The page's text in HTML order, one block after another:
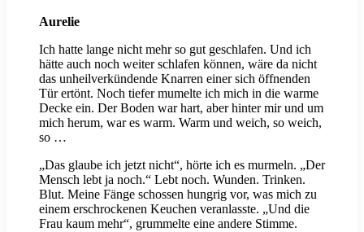
Aurelie
Ich hatte lange nicht mehr so gut geschlafen. Und ich
hätte auch noch weiter schlafen können, wäre da nicht
das unheilverkündende Knarren einer sich öffnenden
Tür ertönt. Noch tiefer mumelte ich mich in die warme
Decke ein. Der Boden war hart, aber hinter mir und um
mich herum, war es warm. Warm und weich, so weich,
so …
„Das glaube ich jetzt nicht“, hörte ich es murmeln. „Der
Mensch lebt ja noch.“ Lebt noch. Wunden. Trinken.
Blut. Meine Fänge schossen hungrig vor, was mich zu
einem erschrockenen Keuchen veranlasste. „Und die
Frau kaum mehr“, grummelte eine andere Stimme.